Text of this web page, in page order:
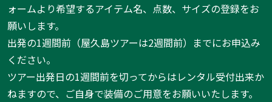
ォームより希望するアイテム名、点数、サイズの登録をお
願いします。
出発の1週間前（屋久島ツアーは2週間前）までにお申込み
ください。
ツアー出発日の1週間前を切ってからはレンタル受付出来か
ねますので、ご自身で装備のご用意をお願いいたします。